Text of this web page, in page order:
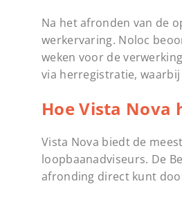
Na het afronden van de
werkervaring. Noloc
weken voor de
via herregistratie,
Hoe Vista
Vista Nova biedt de
loopbaanadviseurs. De
afronding direct kunt